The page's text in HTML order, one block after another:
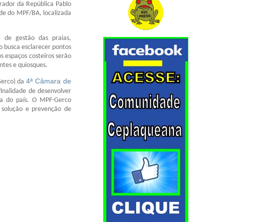
da República Pablo
do MPF/BA, localizada
gestão das praias,
busca esclarecer pontos
espaços costeiros serão
e quiosques.
da4ª Câmara de
de desenvolver
do país. O MPF-Gerco
e prevenção de